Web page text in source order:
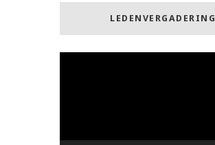
LEDENVERGADERING